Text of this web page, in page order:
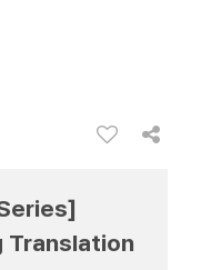
Translation